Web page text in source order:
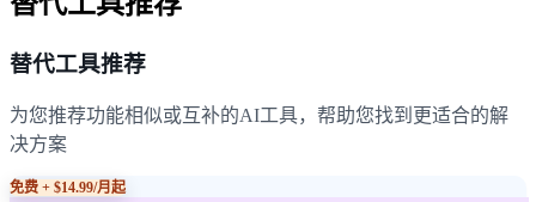
替代工具推荐
为您推荐功能相似或互补的AI工具，帮助您找到更适合的解
决方案
免费 + $14.99/月起